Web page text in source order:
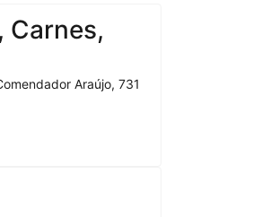
Carnes,
Araújo, 731